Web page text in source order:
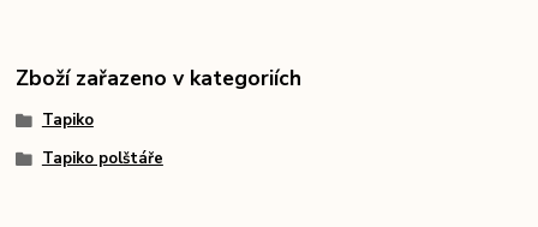
Zboží zařazeno v kategoriích
Tapiko
Tapiko polštáře